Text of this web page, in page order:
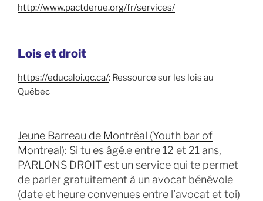
http://www.pactderue.org/fr/services/
Lois et droit
https://educaloi.qc.ca/: Ressource sur les lois au
Québec
Jeune Barreau de Montréal (Youth bar of
Montreal): Si tu es âgé.e entre 12 et 21 ans,
PARLONS DROIT est un service qui te permet
de parler gratuitement à un avocat bénévole
(date et heure convenues entre l’avocat et toi)